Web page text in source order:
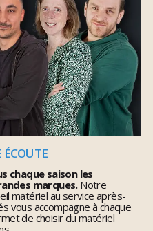
ÉCOUTE
chaque saison les
marques.Notre
matériel au service après-
vous accompagne à chaque
de choisir du matériel